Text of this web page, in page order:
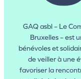
GAQ asbl – Le
Bruxelles – est
bénévoles et
de veiller à une
favoriser la